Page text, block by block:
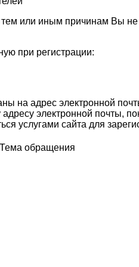
тем или иным причинам Вы
при регистрации:
на адрес электронной
адресу электронной почты,
услугами сайта для
Тема обращения